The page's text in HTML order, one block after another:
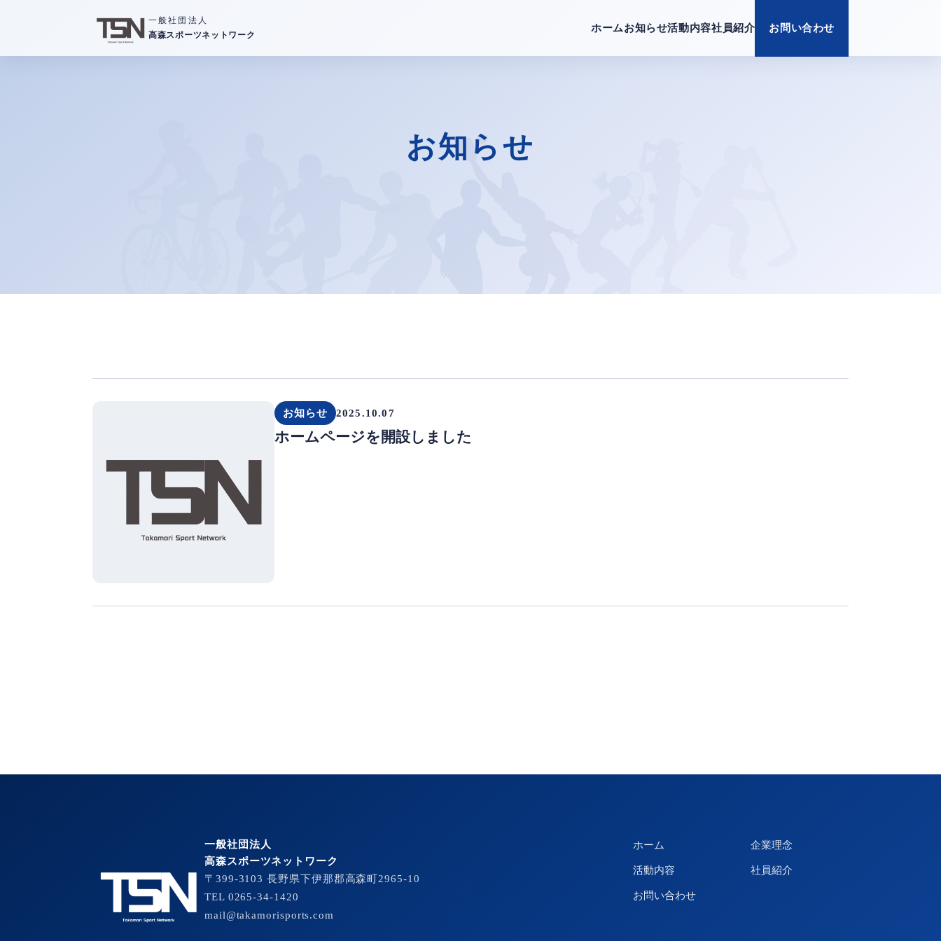
一般社団法人
高森スポーツネットワーク
ホームお知らせ活動内容社員紹介 お問い合わせ
お知らせ
お知らせ 2025.10.07
ホームページを開設しました
一般社団法人
高森スポーツネットワーク
〒399-3103 長野県下伊那郡高森町2965-10
TEL 0265-34-1420
mail@takamorisports.com
ホーム 企業理念
活動内容 社員紹介
お問い合わせ